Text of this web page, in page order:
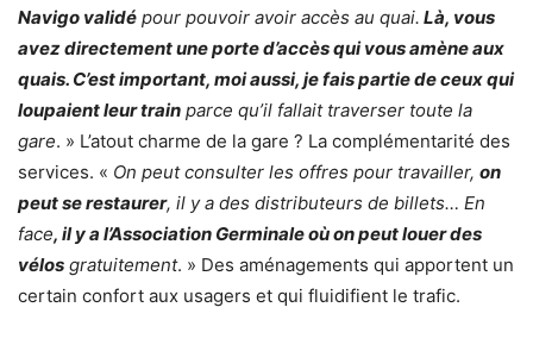
Navigo validé pour pouvoir avoir accès au quai. Là, vous
avez directement une porte d’accès qui vous amène aux
quais. C’est important, moi aussi, je fais partie de ceux qui
loupaient leur train parce qu’il fallait traverser toute la
gare. » L’atout charme de la gare ? La complémentarité des
services. « On peut consulter les offres pour travailler, on
peut se restaurer, il y a des distributeurs de billets… En
face, il y a l’Association Germinale où on peut louer des
vélos gratuitement. » Des aménagements qui apportent un
certain confort aux usagers et qui fluidifient le trafic.